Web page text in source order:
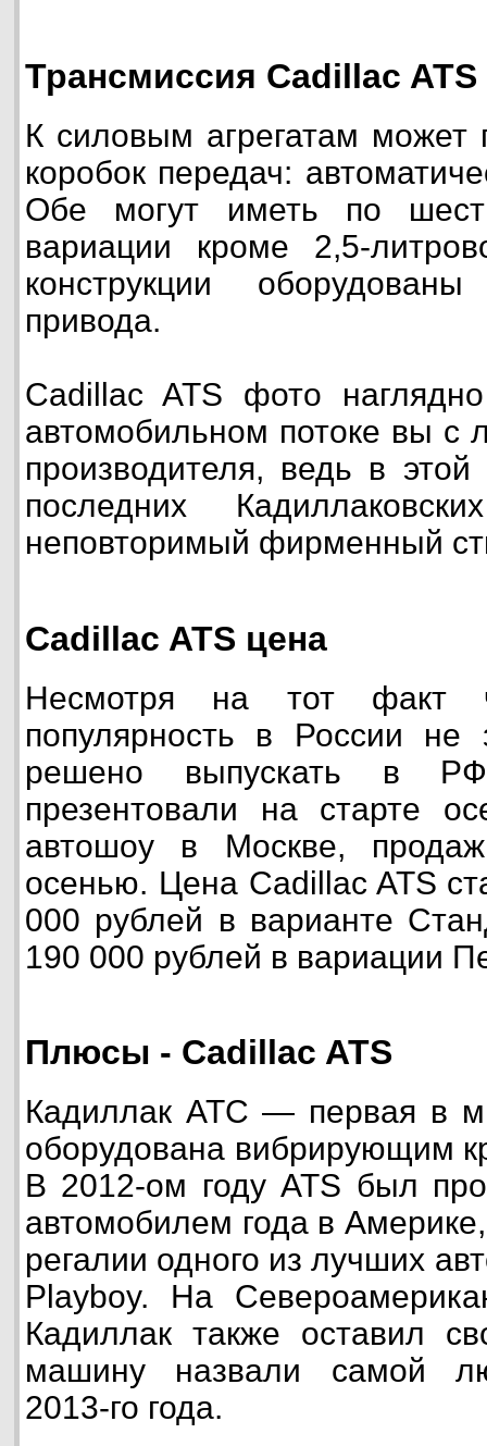
Трансмиссия Cadillac ATS
К силовым агрегатам может
коробок передач:
Обе могут иметь по
вариации кроме 2,5-
конструкции
привода.
Cadillac ATS фото
автомобильном потоке вы с
производителя, ведь в
последних
неповторимый фирменный
Cadillac ATS цена
Несмотря на тот факт
популярность в России
решено выпускать в
презентовали на старте
автошоу в Москве,
осенью. Цена Cadillac ATS
000 рублей в варианте
190 000 рублей в вариации
Плюсы - Cadillac ATS
Кадиллак АТС — первая в
оборудована вибрирующим
В 2012-ом году ATS был
автомобилем года в
регалии одного из лучших
Playboy. На
Кадиллак также оставил
машину назвали самой
2013-го года.